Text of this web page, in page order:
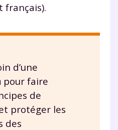
français).
d’une
pour faire
de
protéger les
des
à cette adresse e-mail. En
consentez à ce que vos
soient traitées par SEJER, sous
SEJER puisse vous donner
pendant 24h. Pour en
données personnelles et
consulter